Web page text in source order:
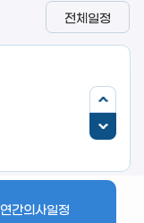
연간의사일정
전체일정